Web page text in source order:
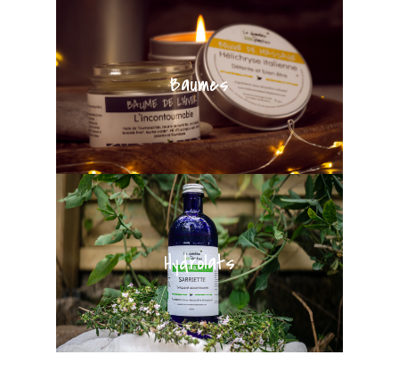
Baumes
Hydrolats